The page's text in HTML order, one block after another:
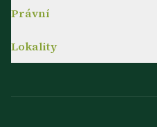
Právní
Lokality